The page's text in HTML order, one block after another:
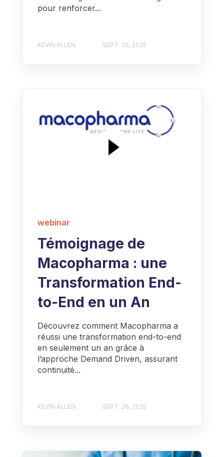
pour renforcer...
KEVIN ALLEN SEPT. 26, 2025
webinar
Témoignage de
Macopharma : une
Transformation End-
to-End en un An
Découvrez comment Macopharma a
réussi une transformation end-to-end
en seulement un an grâce à
l’approche Demand Driven, assurant
continuité...
KEVIN ALLEN SEPT. 26, 2025